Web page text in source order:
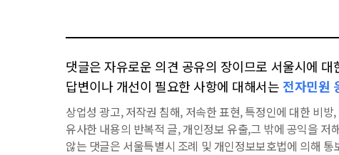
댓글은 자유로운 의견 공유의 장이므로 서울시에 대
답변이나 개선이 필요한 사항에 대해서는 전자민원
상업성 광고, 저작권 침해, 저속한 표현, 특정인에 대한 비방
유사한 내용의 반복적 글, 개인정보 유출,그 밖에 공익을 저
않는 댓글은 서울특별시 조례 및 개인정보보호법에 의해